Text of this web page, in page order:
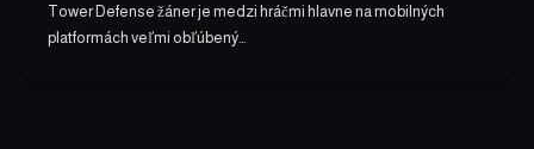
Tower Defense žáner je medzi hráčmi hlavne na mobilných
platformách veľmi obľúbený…